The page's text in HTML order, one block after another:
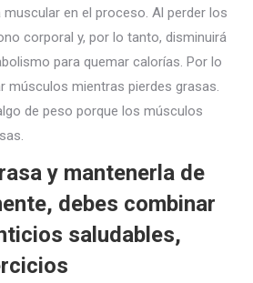
en el proceso. Al perder los
corporal y, por lo tanto, disminuirá
para quemar calorías. Por lo
músculos mientras pierdes grasas.
de peso porque los músculos
y mantenerla de
debes combinar
saludables,